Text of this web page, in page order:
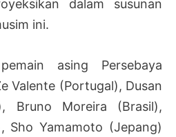
dalam susunan
ini.
asing Persebaya
Valente (Portugal), Dusan
Bruno Moreira (Brasil),
Sho Yamamoto (Jepang)